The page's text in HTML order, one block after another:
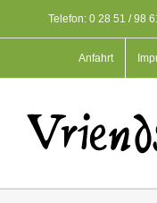
Telefon: 0 28 51 / 98
Anfahrt